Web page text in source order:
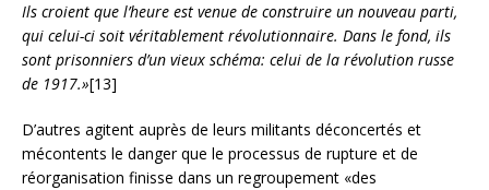
Ils croient que l’heure est venue de construire un nouveau parti,
qui celui-ci soit véritablement révolutionnaire. Dans le fond, ils
sont prisonniers d’un vieux schéma: celui de la révolution russe
de 1917.»[13]
D’autres agitent auprès de leurs militants déconcertés et
mécontents le danger que le processus de rupture et de
réorganisation finisse dans un regroupement «des